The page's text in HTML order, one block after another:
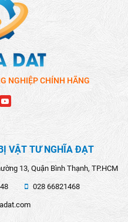
NGHIỆP CHÍNH HÃNG
VẬT TƯ NGHĨA ĐẠT
13, Quận Bình Thạnh, TP.HCM
028 66821468